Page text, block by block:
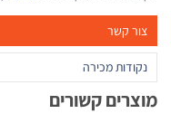
צור קשר
נקודות מכירה
מוצרים קשורים